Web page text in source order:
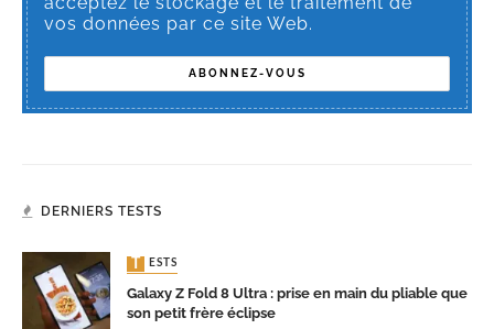
vos données par ce site Web.
DERNIERS TESTS
TESTS
Galaxy Z Fold 8 Ultra : prise en main du pliable que
son petit frère éclipse